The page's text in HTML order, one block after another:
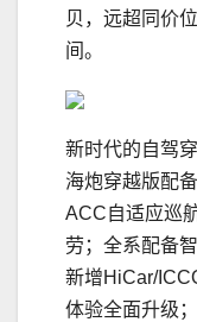
贝，远超同价
间。
新时代的自驾
海炮穿越版配
ACC自适应巡
劳；全系配备
新增HiCar/
体验全面升级